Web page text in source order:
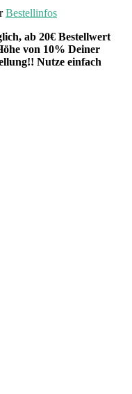
Bestellinfos
ab 20€ Bestellwert
von 10% Deiner
Nutze einfach